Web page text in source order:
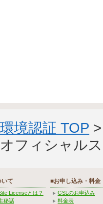
境認証 TOP
フィシャル
て
Licenseとは？
秘話
■お申し込み・料金
GSLのお申込み
料金表